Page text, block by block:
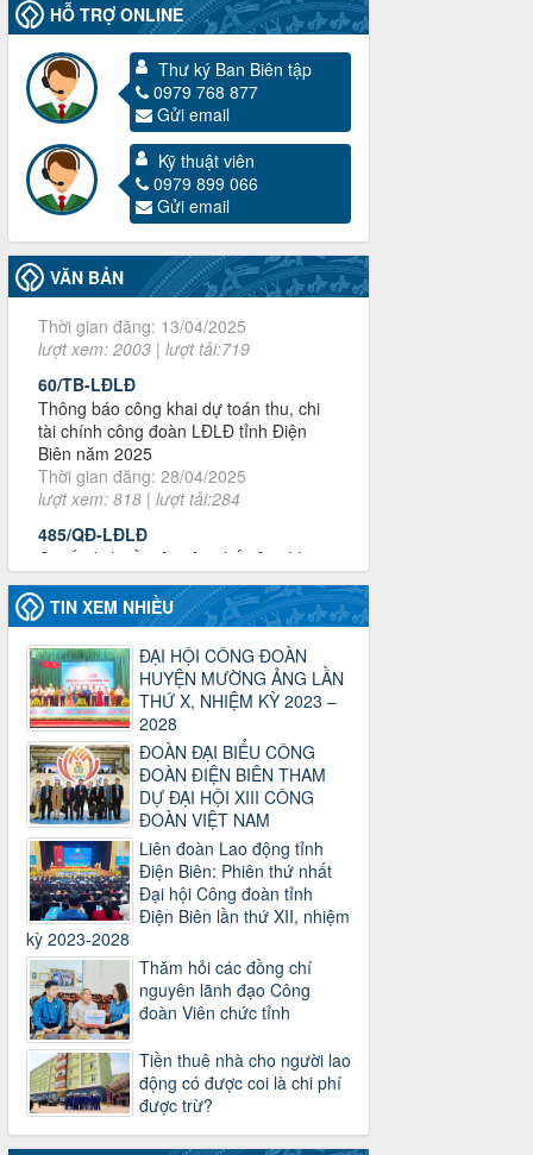
HỖ TRỢ ONLINE
Thư ký Ban Biên tập
0979 768 877
Gửi email
Kỹ thuật viên
0979 899 066
Gửi email
VĂN BẢN
3716/TLD-TC
Công văn hướng dẫn công tác quả lý tài
chính, tài sản công đoàn khi đơn vị sát
nhập, chấm dứt hoạt động
Thời gian đăng: 13/04/2025
lượt xem: 2003 | lượt tải:719
Thông báo công khai dự toán thu, chi
tài chính công đoàn LĐLĐ tỉnh Điện
Biên năm 2025
Thời gian đăng: 28/04/2025
lượt xem: 818 | lượt tải:284
485/QĐ-LĐLĐ
Quyết định về việc công bố công khai
quyết toán ngân sách nhà nước năm
2024
Thời gian đăng: 29/04/2025
lượt xem: 915 | lượt tải:254
2930/TLĐ-TC
Công văn số 2930/TLĐ-TC, ngày
31/12/2024 của Tổng LĐLĐ Việt Nam
về việc quy định tỷ lệ phân phối tự động
KPCĐ 2% qua tài khoản Công đoàn
Việt Nam về các cấp Công đoàn năm
2025
Thời gian đăng: 06/01/2025
lượt xem: 1067 | lượt tải:437
47-TTCĐ/BTGTU
Thông tin chuyên đề: Một số nôi dung
về sắp xếp tổ chức bộ máy của hệ
thống chính trị tinh gọn, hoạt động hiệu
lực, hiệu quả
Thời gian đăng: 25/12/2024
lượt xem: 1223 | lượt tải:339
37/HD-TLĐ
Hướng dẫn Công đoàn với việc tổ chức
và hoạt động của Ban Thanh tra Nhân
dân
Thời gian đăng: 27/12/2024
lượt xem: 4946 | lượt tải:1351
35/HD-TLĐ
TIN XEM NHIỀU
ĐẠI HỘI CÔNG ĐOÀN
HUYỆN MƯỜNG ẢNG LẦN
THỨ X, NHIỆM KỲ 2023 –
2028
ĐOÀN ĐẠI BIỂU CÔNG
ĐOÀN ĐIỆN BIÊN THAM
DỰ ĐẠI HỘI XIII CÔNG
ĐOÀN VIỆT NAM
Liên đoàn Lao động tỉnh
Điện Biên: Phiên thứ nhất
Đại hội Công đoàn tỉnh
Điện Biên lần thứ XII, nhiệm
kỳ 2023-2028
Thăm hỏi các đồng chí
nguyên lãnh đạo Công
đoàn Viên chức tỉnh
Tiền thuê nhà cho người lao
động có được coi là chi phí
được trừ?